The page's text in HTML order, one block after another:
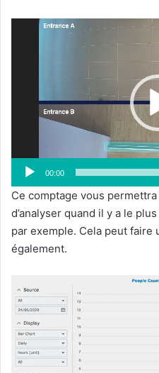
Lecteur
00:00
Ce comptage vous
d’analyser quand il y a le
par exemple. Cela peut
également.